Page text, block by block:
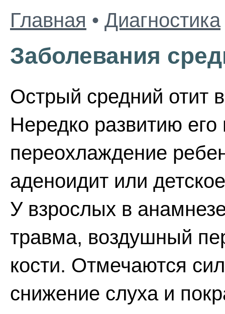
Главная • Диагностика
Заболевания
Острый средний отит
Нередко развитию
переохлаждение
аденоидит или
У взрослых в
травма, воздушный
кости. Отмечаются
снижение слуха и